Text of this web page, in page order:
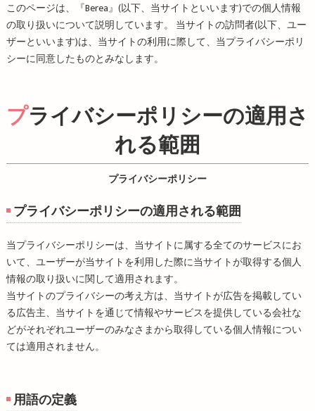
このページは、『Berea』(以下、当サイトといいます)での個人情報
の取り扱いについて説明しています。 当サイトの訪問者(以下、ユー
ザーといいます)は、当サイトの利用に際して、当プライバシーポリ
シーに同意したものとみなします。
プライバシーポリシー
プライバシーポリシーの適用さ
れる範囲
プライバシーポリシーの適用される範囲
当プライバシーポリシーは、当サイトに属する全てのサービスにお
いて、ユーザーが当サイトを利用した際に当サイトが取得する個人
情報の取り扱いに関して適用されます。
当サイトのプライバシーの考え方は、当サイトが広告を掲載してい
る広告主、当サイトを通じて情報やサービスを提供している会社な
どがそれぞれユーザーのみなさまから取得している個人情報につい
ては適用されません。
用語の定義